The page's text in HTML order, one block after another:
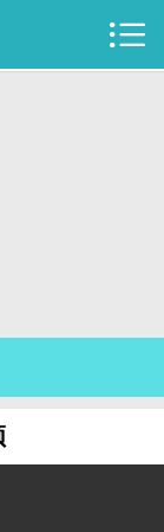
于我们
系我们
51La
